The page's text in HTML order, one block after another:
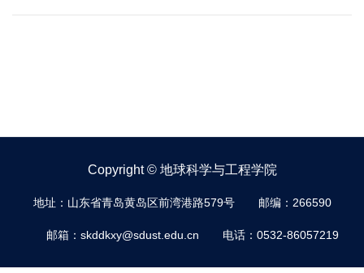
Copyright © 地球科学与工程学院
地址：山东省青岛黄岛区前湾港路579号 邮编：266590
邮箱：skddkxy@sdust.edu.cn 电话：0532-86057219